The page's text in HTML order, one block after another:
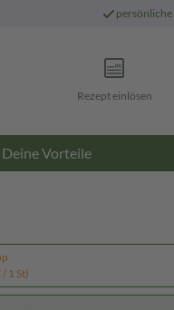
persönliche
Rezept einlösen
Deine Vorteile
1 St)